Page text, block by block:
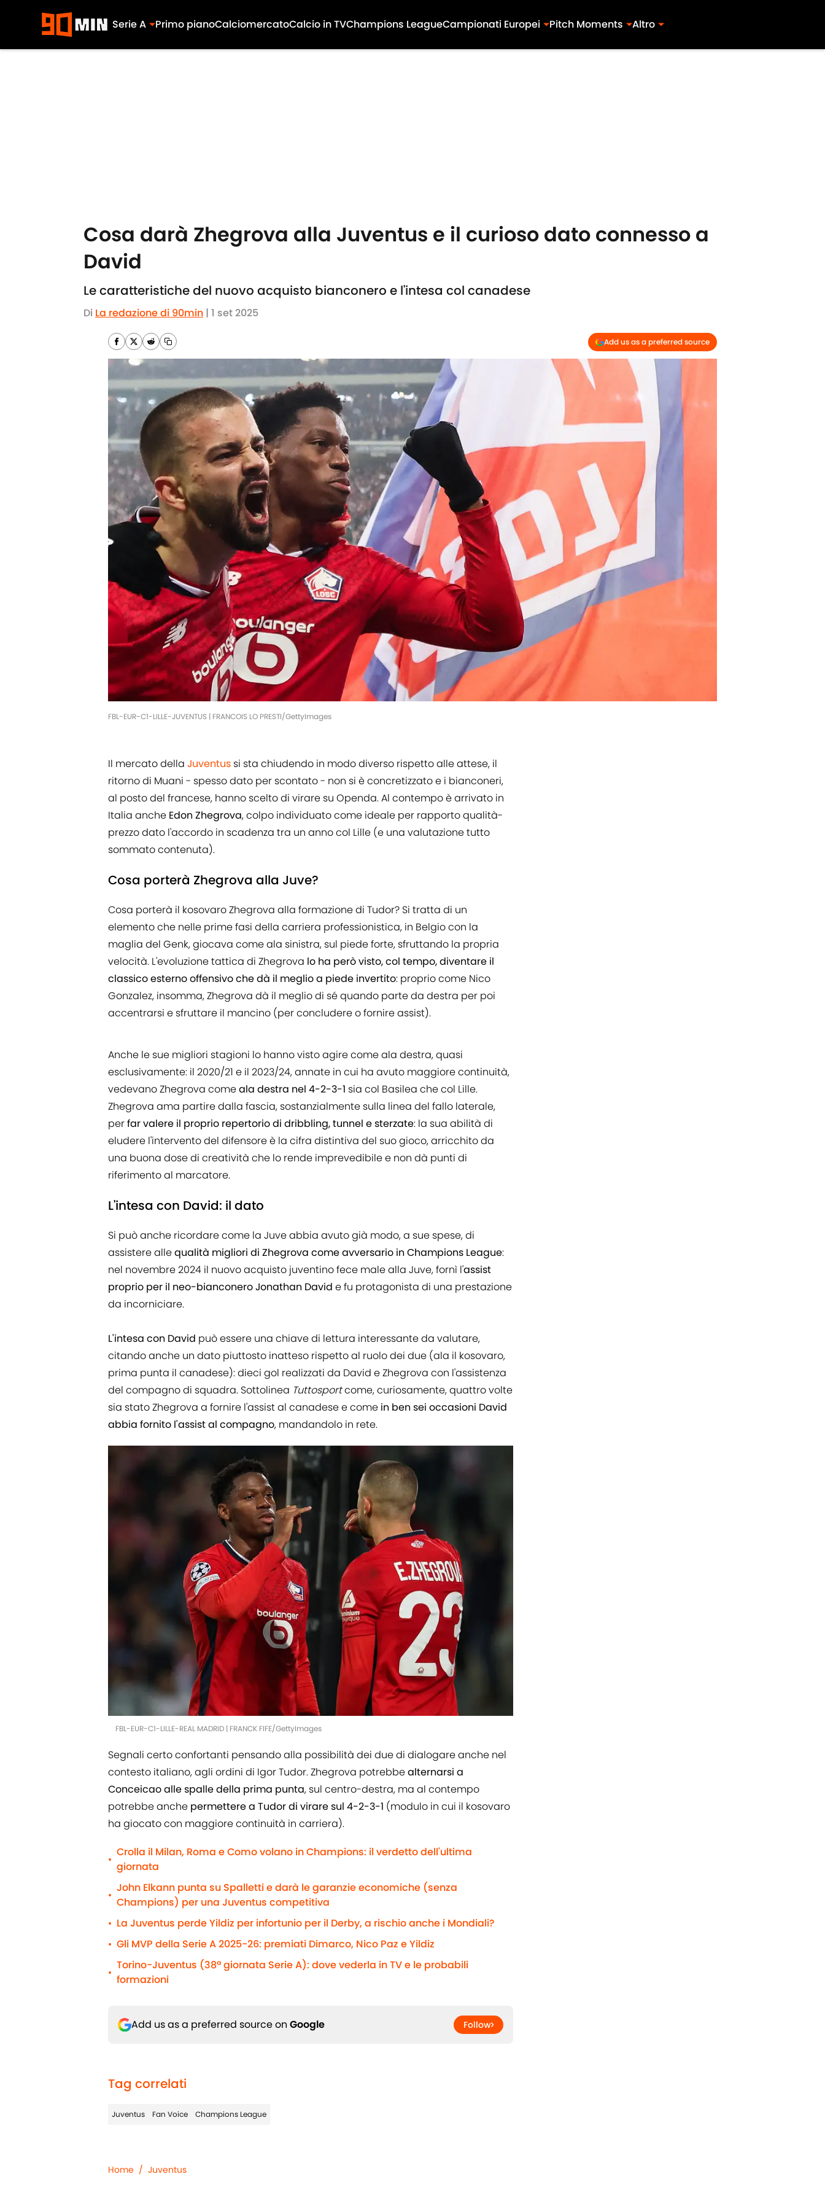
Serie A Primo pianoCalciomercatoCalcio in TVChampions LeagueCampionati Europei Pitch Moments Altro
Cosa darà Zhegrova alla Juventus e il curioso dato connesso a
David
Le caratteristiche del nuovo acquisto bianconero e l'intesa col canadese
Di La redazione di 90min | 1 set 2025
Add us as a preferred source
FBL-EUR-C1-LILLE-JUVENTUS | FRANCOIS LO PRESTI/GettyImages
Il mercato della Juventus si sta chiudendo in modo diverso rispetto alle attese, il
ritorno di Muani - spesso dato per scontato - non si è concretizzato e i bianconeri,
al posto del francese, hanno scelto di virare su Openda. Al contempo è arrivato in
Italia anche Edon Zhegrova, colpo individuato come ideale per rapporto qualità-
prezzo dato l'accordo in scadenza tra un anno col Lille (e una valutazione tutto
sommato contenuta).
Cosa porterà Zhegrova alla Juve?
Cosa porterà il kosovaro Zhegrova alla formazione di Tudor? Si tratta di un
elemento che nelle prime fasi della carriera professionistica, in Belgio con la
maglia del Genk, giocava come ala sinistra, sul piede forte, sfruttando la propria
velocità. L'evoluzione tattica di Zhegrova lo ha però visto, col tempo, diventare il
classico esterno offensivo che dà il meglio a piede invertito: proprio come Nico
Gonzalez, insomma, Zhegrova dà il meglio di sé quando parte da destra per poi
accentrarsi e sfruttare il mancino (per concludere o fornire assist).
Anche le sue migliori stagioni lo hanno visto agire come ala destra, quasi
esclusivamente: il 2020/21 e il 2023/24, annate in cui ha avuto maggiore continuità,
vedevano Zhegrova comeala destra nel 4-2-3-1 sia col Basilea che col Lille.
Zhegrova ama partire dalla fascia, sostanzialmente sulla linea del fallo laterale,
perfar valere il proprio repertorio di dribbling, tunnel e sterzate: la sua abilità di
eludere l'intervento del difensore è la cifra distintiva del suo gioco, arricchito da
una buona dose di creatività che lo rende imprevedibile e non dà punti di
riferimento al marcatore.
L'intesa con David: il dato
Si può anche ricordare come la Juve abbia avuto già modo, a sue spese, di
assistere allequalità migliori di Zhegrova come avversario in Champions League:
nel novembre 2024 il nuovo acquisto juventino fece male alla Juve, fornì l'assist
proprio per il neo-bianconero Jonathan David e fu protagonista di una prestazione
da incorniciare.
L'intesa con David può essere una chiave di lettura interessante da valutare,
citando anche un dato piuttosto inatteso rispetto al ruolo dei due (ala il kosovaro,
prima punta il canadese): dieci gol realizzati da David e Zhegrova con l'assistenza
del compagno di squadra. Sottolinea Tuttosportcome, curiosamente, quattro volte
sia stato Zhegrova a fornire l'assist al canadese e come in ben sei occasioni David
abbia fornito l'assist al compagno, mandandolo in rete.
FBL-EUR-C1-LILLE-REAL MADRID | FRANCK FIFE/GettyImages
Segnali certo confortanti pensando alla possibilità dei due di dialogare anche nel
contesto italiano, agli ordini di Igor Tudor. Zhegrova potrebbealternarsi a
Conceicao alle spalle della prima punta, sul centro-destra, ma al contempo
potrebbe anche permettere a Tudor di virare sul 4-2-3-1 (modulo in cui il kosovaro
ha giocato con maggiore continuità in carriera).
•
Crolla il Milan, Roma e Como volano in Champions: il verdetto dell'ultima
giornata
•
John Elkann punta su Spalletti e darà le garanzie economiche (senza
Champions) per una Juventus competitiva
• La Juventus perde Yildiz per infortunio per il Derby, a rischio anche i Mondiali?
• Gli MVP della Serie A 2025-26: premiati Dimarco, Nico Paz e Yildiz
•
Torino-Juventus (38ª giornata Serie A): dove vederla in TV e le probabili
formazioni
Add us as a preferred source on Google Follow
Tag correlati
Juventus Fan Voice Champions League
Home / Juventus